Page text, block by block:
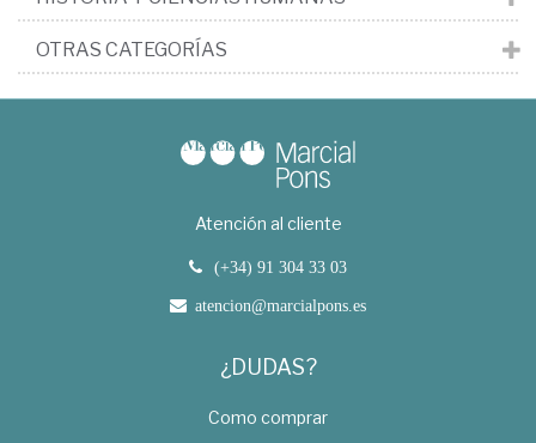
OTRAS CATEGORÍAS
Atención al cliente
(+34) 91 304 33 03
atencion@marcialpons.es
¿DUDAS?
Como comprar